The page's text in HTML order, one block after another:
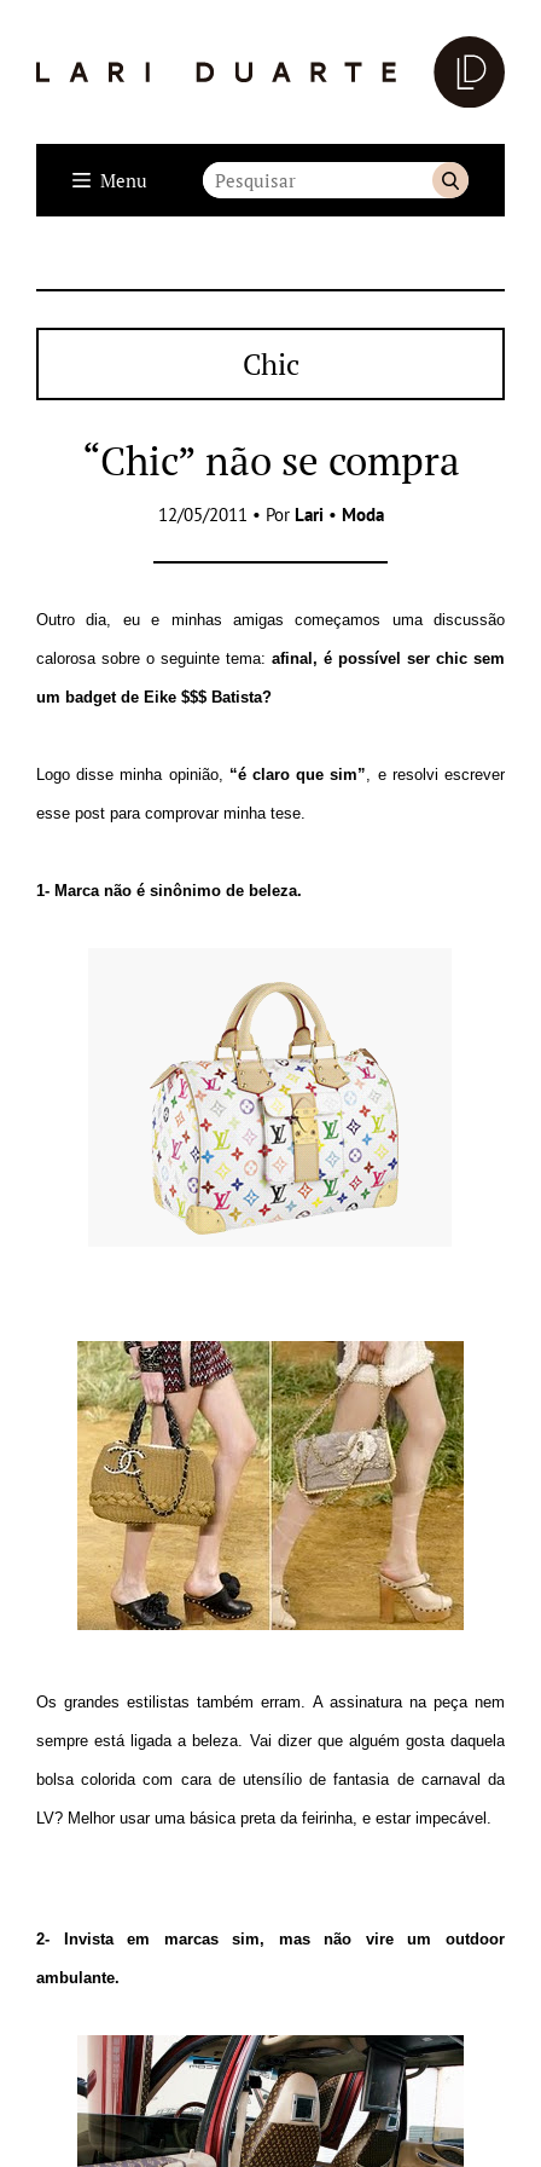
Menu
Chic
“Chic” não se compra
12/05/2011 • Por Lari • Moda
Outro dia, eu e minhas amigas começamos uma discussão
calorosa sobre o seguinte tema: afinal, é possível ser chic sem
um badget de Eike $$$ Batista?
Logo disse minha opinião, “é claro que sim” , e resolvi escrever
esse post para comprovar minha tese.
1- Marca não é sinônimo de beleza.
Os grandes estilistas também erram. A assinatura na peça nem
sempre está ligada a beleza. Vai dizer que alguém gosta daquela
bolsa colorida com cara de utensílio de fantasia de carnaval da
LV? Melhor usar uma básica preta da feirinha, e estar impecável.
2- Invista em marcas sim, mas não vire um outdoor
ambulante.